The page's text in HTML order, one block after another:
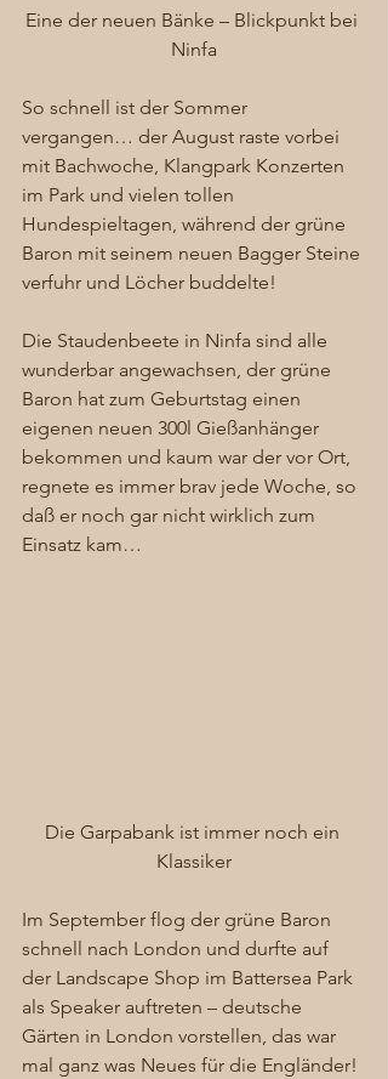
Eine der neuen Bänke – Blickpunkt bei
Ninfa
So schnell ist der Sommer
vergangen… der August raste vorbei
mit Bachwoche, Klangpark Konzerten
im Park und vielen tollen
Hundespieltagen, während der grüne
Baron mit seinem neuen Bagger Steine
verfuhr und Löcher buddelte!
Die Staudenbeete in Ninfa sind alle
wunderbar angewachsen, der grüne
Baron hat zum Geburtstag einen
eigenen neuen 300l Gießanhänger
bekommen und kaum war der vor Ort,
regnete es immer brav jede Woche, so
daß er noch gar nicht wirklich zum
Einsatz kam…
Die Garpabank ist immer noch ein
Klassiker
Im September flog der grüne Baron
schnell nach London und durfte auf
der Landscape Shop im Battersea Park
als Speaker auftreten – deutsche
Gärten in London vorstellen, das war
mal ganz was Neues für die Engländer!